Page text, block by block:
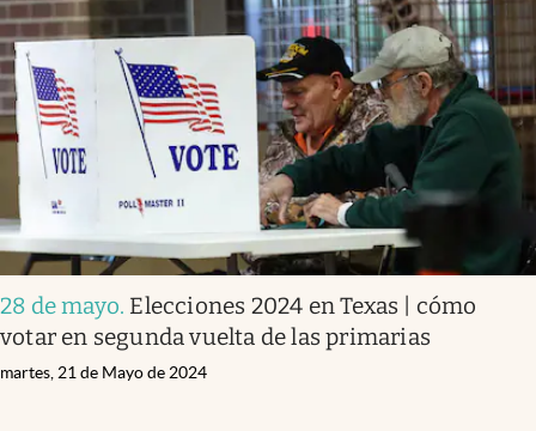
28 de mayo. Elecciones 2024 en Texas | cómo
votar en segunda vuelta de las primarias
martes, 21 de Mayo de 2024